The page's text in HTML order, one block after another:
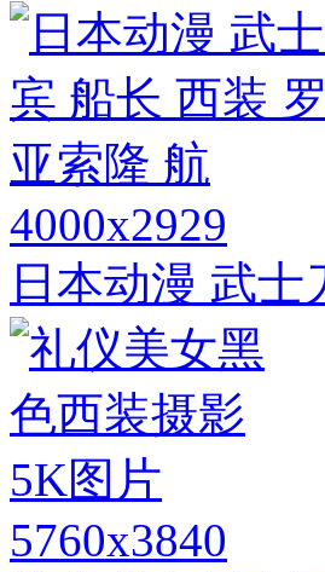
4000x2929
日本动漫 武
5760x3840